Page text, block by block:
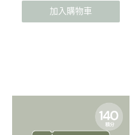
加入購物車